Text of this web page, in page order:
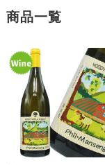
商品一覧